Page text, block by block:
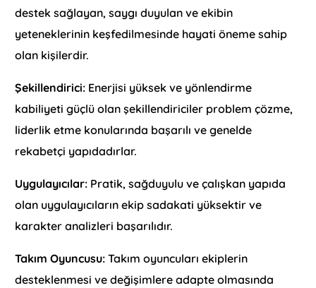
destek sağlayan, saygı duyulan ve ekibin
yeteneklerinin keşfedilmesinde hayati öneme sahip
olan kişilerdir.
Şekillendirici: Enerjisi yüksek ve yönlendirme
kabiliyeti güçlü olan şekillendiriciler problem çözme,
liderlik etme konularında başarılı ve genelde
rekabetçi yapıdadırlar.
Uygulayıcılar: Pratik, sağduyulu ve çalışkan yapıda
olan uygulayıcıların ekip sadakati yüksektir ve
karakter analizleri başarılıdır.
Takım Oyuncusu: Takım oyuncuları ekiplerin
desteklenmesi ve değişimlere adapte olmasında